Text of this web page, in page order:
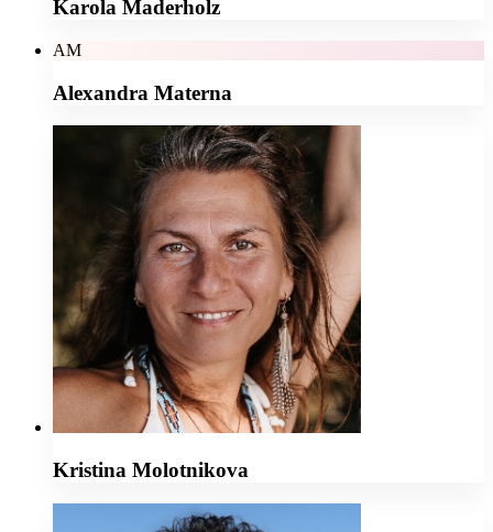
Karola Maderholz
AM
Alexandra Materna
Kristina Molotnikova